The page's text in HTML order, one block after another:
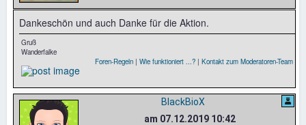
Dankeschön und auch Danke für die Aktion.
Gruß
Wanderfalke
Foren-Regeln | Wie funktioniert ...? | Kontakt zum Moderatoren-Team
BlackBioX
am 07.12.2019 10:42